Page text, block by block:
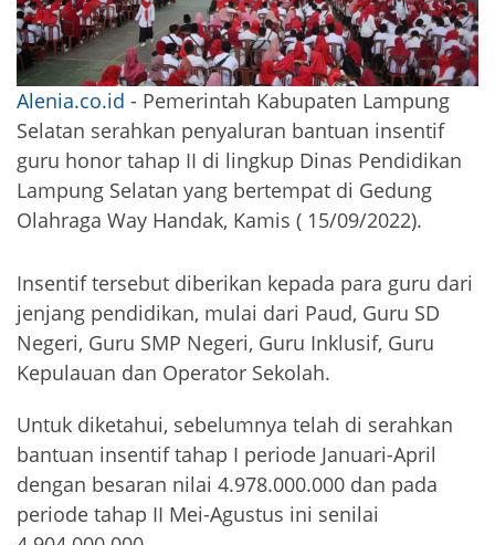
Alenia.co.id - Pemerintah Kabupaten Lampung
Selatan serahkan penyaluran bantuan insentif
guru honor tahap II di lingkup Dinas Pendidikan
Lampung Selatan yang bertempat di Gedung
Olahraga Way Handak, Kamis ( 15/09/2022).
Insentif tersebut diberikan kepada para guru dari
jenjang pendidikan, mulai dari Paud, Guru SD
Negeri, Guru SMP Negeri, Guru Inklusif, Guru
Kepulauan dan Operator Sekolah.
Untuk diketahui, sebelumnya telah di serahkan
bantuan insentif tahap I periode Januari-April
dengan besaran nilai 4.978.000.000 dan pada
periode tahap II Mei-Agustus ini senilai